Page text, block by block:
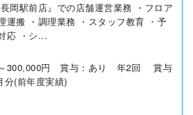
長岡駅前店』での店舗運営業務 ・フロア
運搬 ・調理業務 ・スタッフ教育 ・予
応 ・シ...
～300,000円 賞与：あり 年2回 賞与
分(前年度実績)